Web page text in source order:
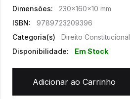
Dimensões:
230x160x10 mm
ISBN:
9789723209396
Categoria(s)
Direito Constitucional
Disponibilidade:
Em Stock
Adicionar ao Carrinho